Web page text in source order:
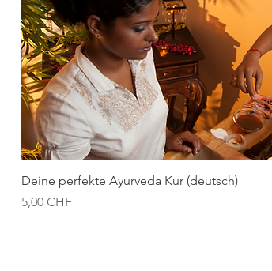
Deine perfekte Ayurveda Kur (deutsch)
Preis
5,00 CHF